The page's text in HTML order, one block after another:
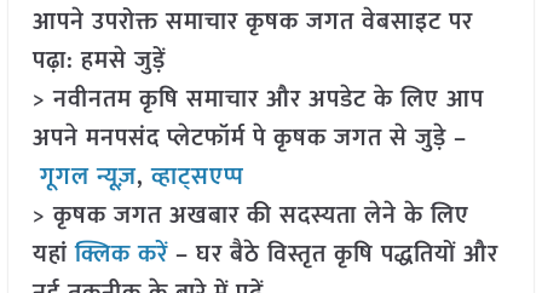
आपने उपरोक्त समाचार कृषक जगत वेबसाइट पर
पढ़ा: हमसे जुड़ें
> नवीनतम कृषि समाचार और अपडेट के लिए आप
अपने मनपसंद प्लेटफॉर्म पे कृषक जगत से जुड़े –
गूगल न्यूज़,व्हाट्सएप्प
> कृषक जगत अखबार की सदस्यता लेने के लिए
यहांक्लिक करें– घर बैठे विस्तृत कृषि पद्धतियों और